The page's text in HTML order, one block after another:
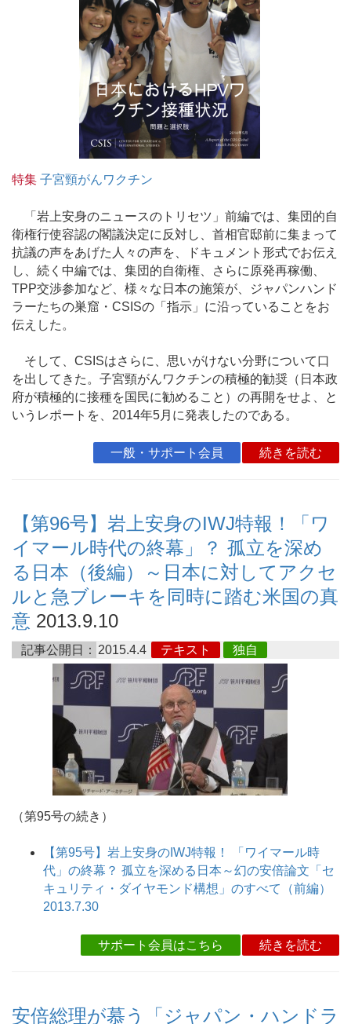
特集 子宮頸がんワクチン
「岩上安身のニュースのトリセツ」前編では、集団的自
衛権行使容認の閣議決定に反対し、首相官邸前に集まって
抗議の声をあげた人々の声を、ドキュメント形式でお伝え
し、続く中編では、集団的自衛権、さらに原発再稼働、
TPP交渉参加など、様々な日本の施策が、ジャパンハンド
ラーたちの巣窟・CSISの「指示」に沿っていることをお
伝えした。
そして、CSISはさらに、思いがけない分野について口
を出してきた。子宮頸がんワクチンの積極的勧奨（日本政
府が積極的に接種を国民に勧めること）の再開をせよ、と
いうレポートを、2014年5月に発表したのである。
一般・サポート会員 続きを読む
【第96号】岩上安身のIWJ特報！「ワ
イマール時代の終幕」？ 孤立を深め
る日本（後編）～日本に対してアクセ
ルと急ブレーキを同時に踏む米国の真
意 2013.9.10
記事公開日： 2015.4.4 テキスト 独自
（第95号の続き）
【第95号】岩上安身のIWJ特報！ 「ワイマール時
代」の終幕？ 孤立を深める日本～幻の安倍論文「セ
キュリティ・ダイヤモンド構想」のすべて（前編）
2013.7.30
サポート会員はこちら 続きを読む
安倍総理が慕う「ジャパン・ハンドラ